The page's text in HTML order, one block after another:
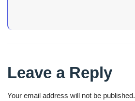
Leave a Reply
Your email address will not be published.